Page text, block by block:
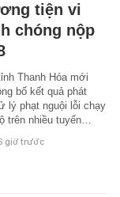
tiện vi
chóng nộp
Thanh Hóa mới
bố kết quả phát
lý phạt nguội lỗi chạy
trên nhiều tuyến…
giờ trước